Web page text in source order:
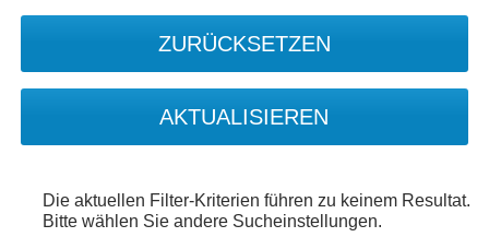
ZURÜCKSETZEN
AKTUALISIEREN
Die aktuellen Filter-Kriterien führen zu keinem Resultat.
Bitte wählen Sie andere Sucheinstellungen.